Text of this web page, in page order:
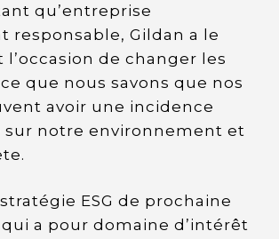
qu’entreprise
responsable, Gildan a le
de changer les
que nous savons que nos
avoir une incidence
notre environnement et
ESG de prochaine
a pour domaine d’intérêt